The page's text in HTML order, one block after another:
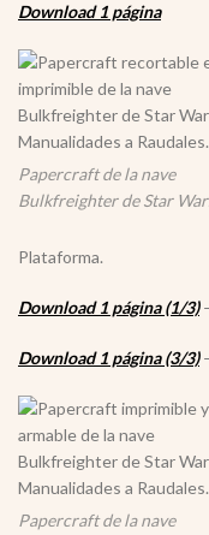
Download 1 página
Papercraft de la nave
Bulkfreighter de Star
Plataforma.
Download 1 página (1/3)
Download 1 página (3/3)
Papercraft de la nave